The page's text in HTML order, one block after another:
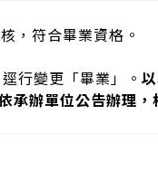
，符合畢業資格。
行變更「畢業」。
承辦單位公告辦理，